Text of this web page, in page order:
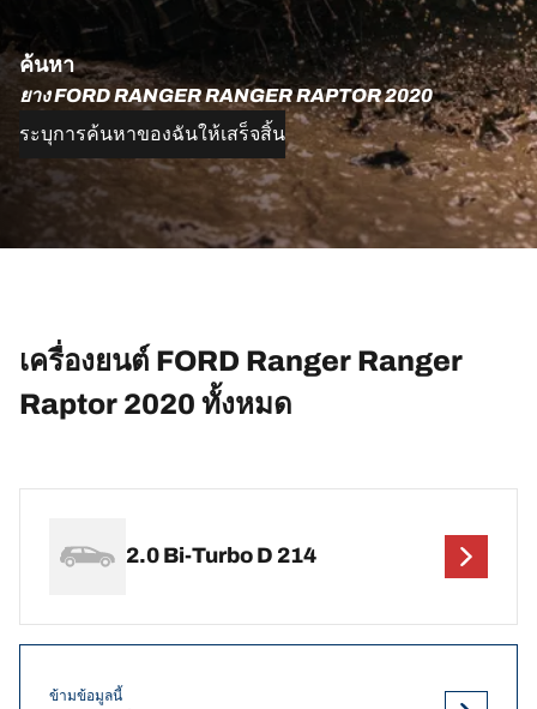
ค้นหา
ยาง FORD RANGER RANGER RAPTOR 2020
ระบุการค้นหาของฉันให้เสร็จสิ้น
เครื่องยนต์ FORD Ranger Ranger
Raptor 2020 ทั้งหมด
2.0 Bi-Turbo D 214
ข้ามข้อมูลนี้